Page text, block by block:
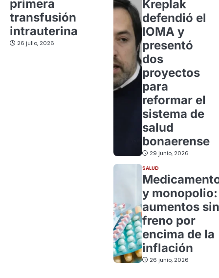
primera
transfusión
intrauterina
26 julio, 2026
Kreplak
defendió el
IOMA y
presentó
dos
proyectos
para
reformar el
sistema de
salud
bonaerense
29 junio, 2026
SALUD
y monopolio:
aumentos sin
freno por
encima de la
inflación
26 junio, 2026